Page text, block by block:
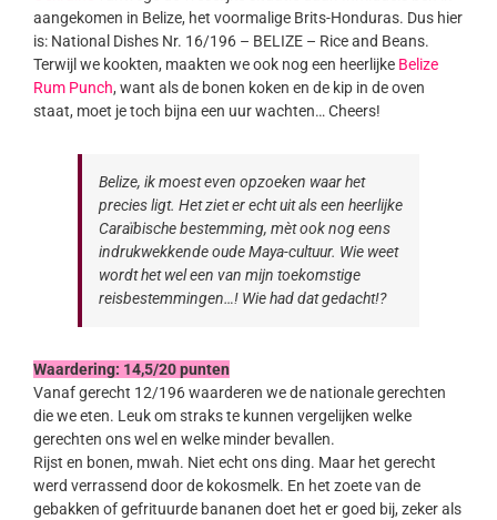
aangekomen in Belize, het voormalige Brits-Honduras. Dus hier
is: National Dishes Nr. 16/196 – BELIZE – Rice and Beans.
Terwijl we kookten, maakten we ook nog een heerlijke Belize
Rum Punch, want als de bonen koken en de kip in de oven
staat, moet je toch bijna een uur wachten… Cheers!
Belize, ik moest even opzoeken waar het
precies ligt. Het ziet er echt uit als een heerlijke
Caraïbische bestemming, mèt ook nog eens
indrukwekkende oude Maya-cultuur. Wie weet
wordt het wel een van mijn toekomstige
reisbestemmingen…! Wie had dat gedacht!?
Waardering: 14,5/20 punten
Vanaf gerecht 12/196 waarderen we de nationale gerechten
die we eten. Leuk om straks te kunnen vergelijken welke
gerechten ons wel en welke minder bevallen.
Rijst en bonen, mwah. Niet echt ons ding. Maar het gerecht
werd verrassend door de kokosmelk. En het zoete van de
gebakken of gefrituurde bananen doet het er goed bij, zeker als